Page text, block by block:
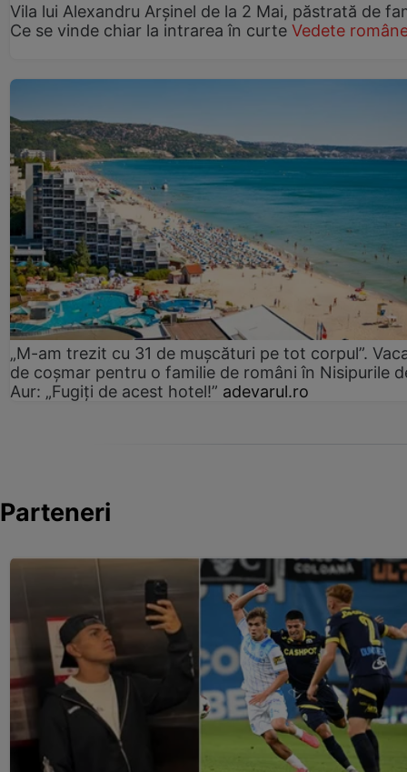
Vila lui Alexandru Arșinel de la 2 Mai, păstrată de
Ce se vinde chiar la intrarea în curte Vedete
„M-am trezit cu 31 de mușcături pe tot corpul”.
de coșmar pentru o familie de români în Nisipurile
Aur: „Fugiți de acest hotel!” adevarul.ro
Parteneri